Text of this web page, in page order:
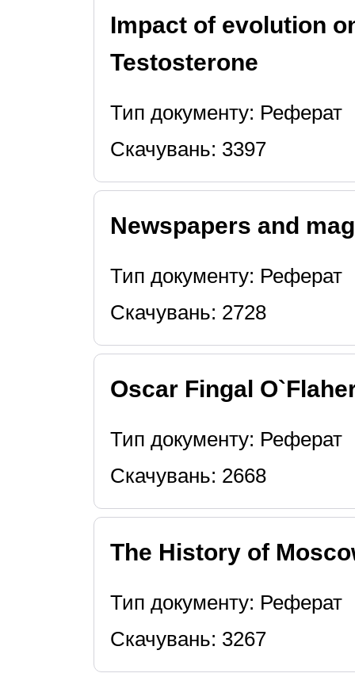
Impact of evolution
Testosterone
Тип документу: Реферат
Скачувань: 3397
Newspapers and
Тип документу: Реферат
Скачувань: 2728
Oscar Fingal
Тип документу: Реферат
Скачувань: 2668
The History of
Тип документу: Реферат
Скачувань: 3267